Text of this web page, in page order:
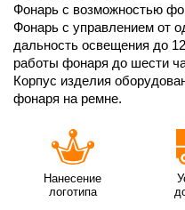
Фонарь с возможностью
Фонарь с управлением от
дальность освещения до
работы фонаря до шести
Корпус изделия
фонаря на ремне.
Нанесение
логотипа